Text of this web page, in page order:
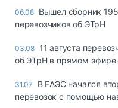
06.08 Вышел сборник
перевозчиков об ЭТрН
03.08 11 августа
об ЭТрН в прямом эфире
31.07
В ЕАЭС начался
перевозок с помощью